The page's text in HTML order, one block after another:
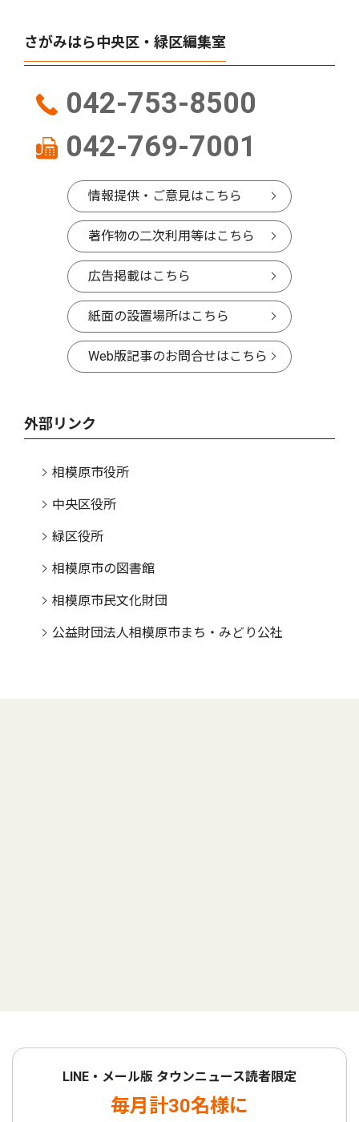
さがみはら中央区・緑区編集室
042-753-8500
042-769-7001
情報提供・ご意見はこちら
著作物の二次利用等はこちら
広告掲載はこちら
紙面の設置場所はこちら
Web版記事のお問合せはこちら
外部リンク
相模原市役所
中央区役所
緑区役所
相模原市の図書館
相模原市民文化財団
公益財団法人相模原市まち・みどり公社
LINE・メール版 タウンニュース読者限定
毎月計30名様に